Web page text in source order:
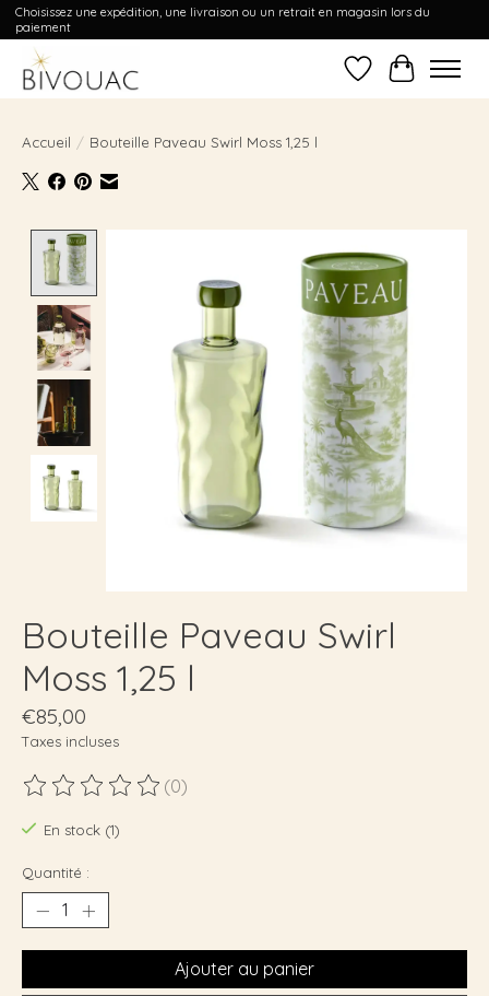
Choisissez une expédition, une livraison ou un retrait en magasin lors du
paiement
Liste dePanier
Accueil / Bouteille Paveau Swirl Moss 1,25 l
Bouteille Paveau Swirl
Moss 1,25 l
€85,00
Taxes incluses
Ce produit est évalué à
(0)
En stock (1)
Quantité :
Ajouter au panier